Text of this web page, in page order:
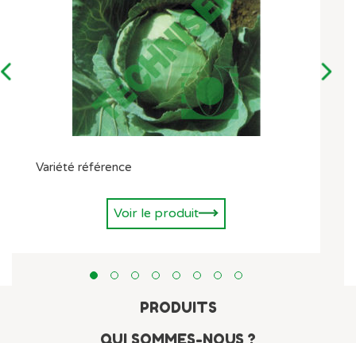
Variété référence
Voir le produit
PRODUITS
QUI SOMMES-NOUS ?